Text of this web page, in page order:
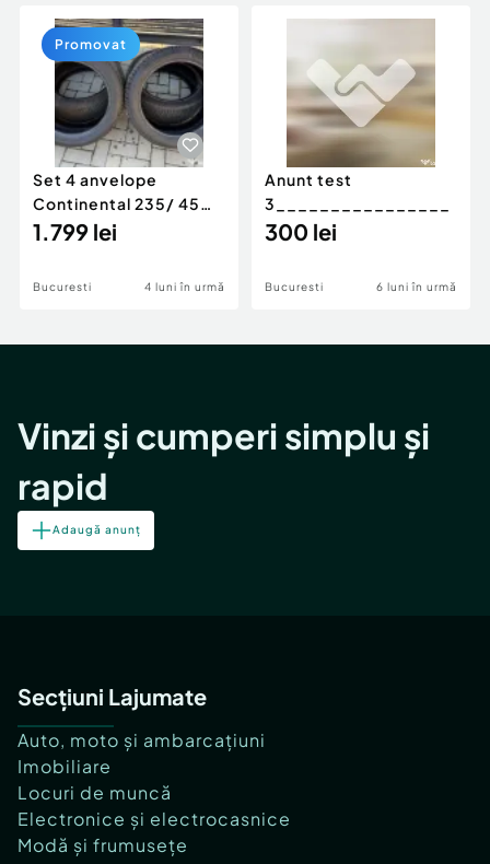
Servicii
Animale de companie
Afaceri și echipamente profesionale
Inchiriere Bunuri si Vehicule
Utilaje agricole si industriale
Piese auto si accesorii
Dacia Duster
Set 4 anvelope
Continental 235/ 45
R18 V - IARNA
1.799 lei
Bucuresti 4 luni în urmă
Promovat
Anunt test
3________________
300 lei
Bucuresti 6 luni în urmă
Vinzi și cumperi simplu și
rapid
Adaugă anunț
Secțiuni Lajumate
Auto, moto și ambarcațiuni
Imobiliare
Locuri de muncă
Electronice și electrocasnice
Modă și frumusețe